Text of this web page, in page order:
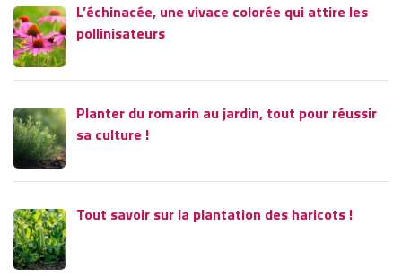
L’échinacée, une vivace colorée qui attire les
pollinisateurs
Planter du romarin au jardin, tout pour réussir
sa culture !
Tout savoir sur la plantation des haricots !